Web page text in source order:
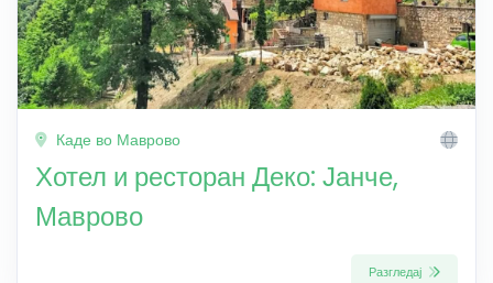
Каде во Маврово
Хотел и ресторан Деко: Јанче,
Маврово
Разгледај